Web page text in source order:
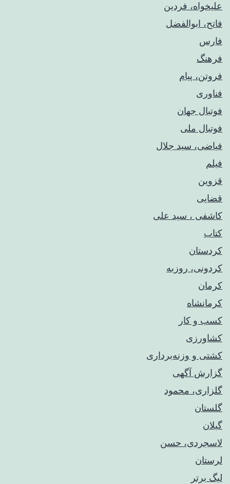
علیخواه، فردین
فاتح، ابوالفضل
فارس
فرهنگ
فروتن، پیام
فناوری
فوتبال جهان
فوتبال ملی
فیاضی، سید جلال
فیلم
قزوین
قضایی
کاشفی ، سید علی
کتاب
کردستان
کردونی، روزبه
کرمان
کرمانشاه
کسب و کار
کشاورزی
کشتی و وزنه‌برداری
گزارش آگهی
گلزاری، محمود
گلستان
گیلان
لاسجردی، حسن
لرستان
لیگ برتر